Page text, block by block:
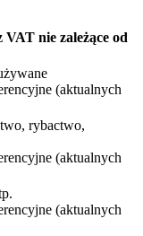
nie zależące od
(aktualnych
rybactwo,
(aktualnych
(aktualnych